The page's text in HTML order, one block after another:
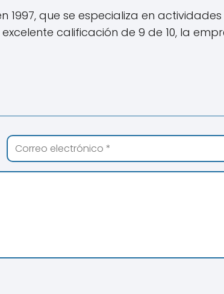
que se especializa en
calificación de 9 de 10, la